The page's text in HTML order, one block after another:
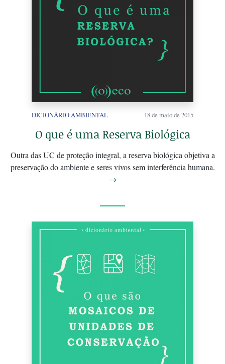
DICIONÁRIO AMBIENTAL 18 de maio de 2015
O que é uma Reserva Biológica
Outra das UC de proteção integral, a reserva biológica objetiva a
preservação do ambiente e seres vivos sem interferência humana.
→